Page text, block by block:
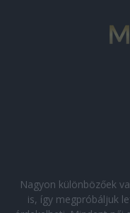
Nagyon különbözőek
is, így megpróbáljuk